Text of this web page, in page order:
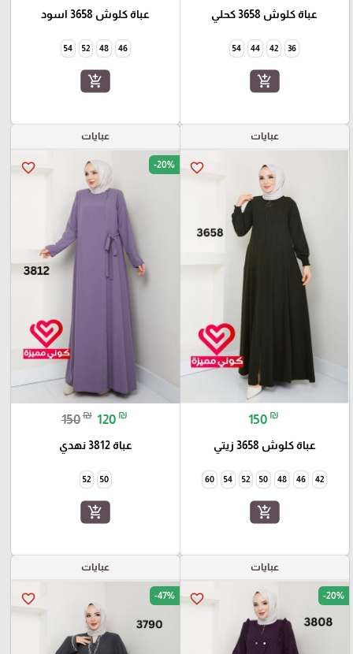
عباة كلوش 3658 كحلي
36
42
44
54
add_shopping_cart
عباة كلوش 3658 اسود
46
48
52
54
add_shopping_cart
عبايات
favorite_border
150 ₪
عباة كلوش 3658 زيتي
42
46
48
50
52
54
60
add_shopping_cart
عبايات
favorite_border -20%
150₪ 120 ₪
عباة 3812 نهدي
50
52
add_shopping_cart
عبايات
favorite_border -20%
عبايات
favorite_border -47%